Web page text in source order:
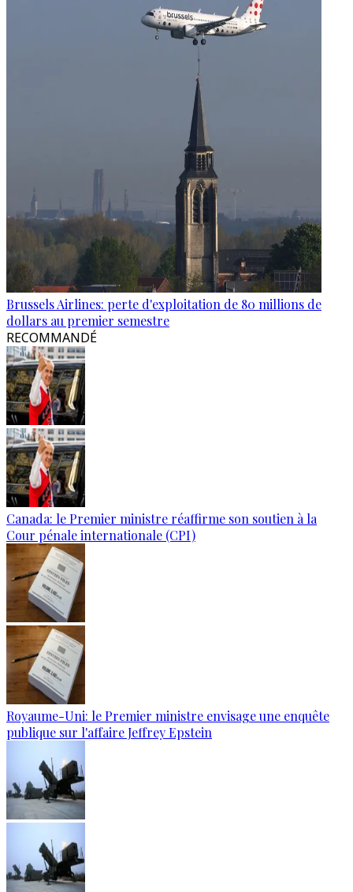
Brussels Airlines: perte d'exploitation de 80 millions de
dollars au premier semestre
RECOMMANDÉ
Canada: le Premier ministre réaffirme son soutien à la
Cour pénale internationale (CPI)
Royaume-Uni: le Premier ministre envisage une enquête
publique sur l'affaire Jeffrey Epstein